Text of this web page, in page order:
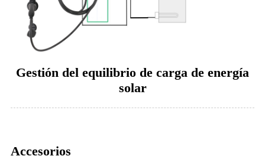
Gestión del equilibrio de carga de energía
solar
Accesorios